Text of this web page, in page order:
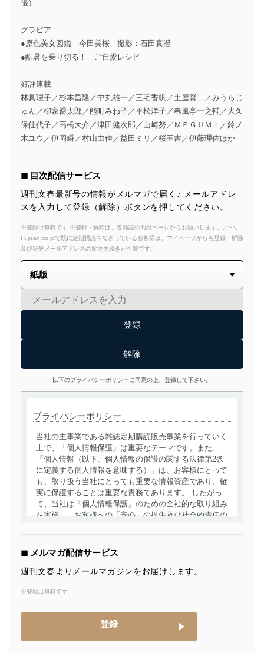
優）
グラビア
●原色美女図鑑 今田美桜 撮影：石田真澄
●酷暑を乗り切る！ ご自愛レシピ
好評連載
林真理子／杉本昌隆／中丸雄一／三宅香帆／土屋賢二／みうらじ
ゅん／柳家喬太郎／能町みね子／平松洋子／春風亭一之輔／大久
保佳代子／高橋大介／津田健次郎／山崎努／ＭＥＧＵＭＩ／鈴ノ
木ユウ／伊岡瞬／村山由佳／益田ミリ／桜玉吉／伊藤理佐ほか
◼︎ 目次配信サービス
週刊文春最新号の情報がメルマガで届く♪ メールアドレ
スを入力して登録（解除）ボタンを押してください。
※登録は無料です ※登録・解除は、各雑誌の商品ページからお願いします。／~＼
Fujisan.co.jpで既に定期購読をなさっているお客様は、マイページからも登録・解除
及び宛先メールアドレスの変更手続きが可能です。
以下のプライバシーポリシーに同意の上、登録して下さい。
プライバシーポリシー
当社の主事業である雑誌定期購読販売事業を行っていく
上で、「個人情報保護」は重要なテーマです。また、
「個人情報（以下、個人情報の保護の関する法律第2条
に定義する個人情報を意味する）」は、お客様にとって
も、取り扱う当社にとっても重要な情報資産であり、確
実に保護することは重要な責務であります。 したがっ
て、当社は「個人情報保護」のための全社的な取り組み
を実施し、お客様への「安心」の提供及び社会的責任の
個人情報の取得・利用・提供について
当社は、個人情報の取得・利用・提供に際して、その利
達成に必要な範囲内で適法かつ公正な手段によって取
個人情報は、同意を得ずに目的外利用、第三者への提
供・開示は行いません。当社においてはこれらの取り組
◼︎ メルマガ配信サービス
週刊文春よりメールマガジンをお届けします。
※登録は無料です
登録